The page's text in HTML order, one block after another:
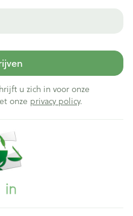
u zich in voor onze
onze privacy policy.